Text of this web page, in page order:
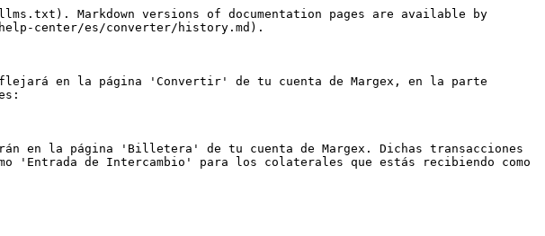
Markdown versions of documentation pages are available by
center/es/converter/history.md).
en la página 'Convertir' de tu cuenta de Margex, en la parte
en la página 'Billetera' de tu cuenta de Margex. Dichas transacciones
'Entrada de Intercambio' para los colaterales que estás recibiendo como